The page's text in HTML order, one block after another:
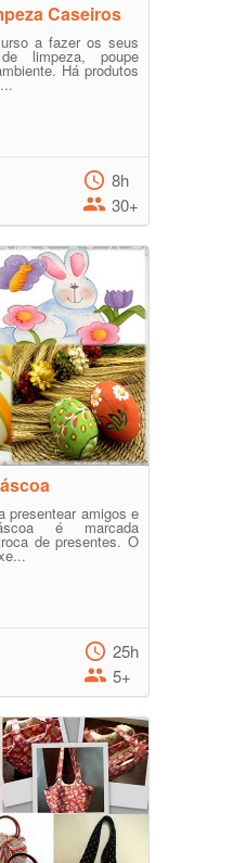
Caseiros
a fazer os seus
limpeza, poupe
Há produtos
8h
30+
presentear amigos e
é marcada
de presentes. O
25h
5+